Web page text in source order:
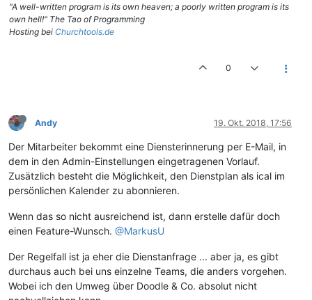
"A well-written program is its own heaven; a poorly written program is its
own hell!" The Tao of Programming
Hosting bei Churchtools.de
0
Andy 19. Okt. 2018, 17:56
Der Mitarbeiter bekommt eine Diensterinnerung per E-Mail, in
dem in den Admin-Einstellungen eingetragenen Vorlauf.
Zusätzlich besteht die Möglichkeit, den Dienstplan als ical im
persönlichen Kalender zu abonnieren.
Wenn das so nicht ausreichend ist, dann erstelle dafür doch
einen Feature-Wunsch. @MarkusU
Der Regelfall ist ja eher die Dienstanfrage ... aber ja, es gibt
durchaus auch bei uns einzelne Teams, die anders vorgehen.
Wobei ich den Umweg über Doodle & Co. absolut nicht